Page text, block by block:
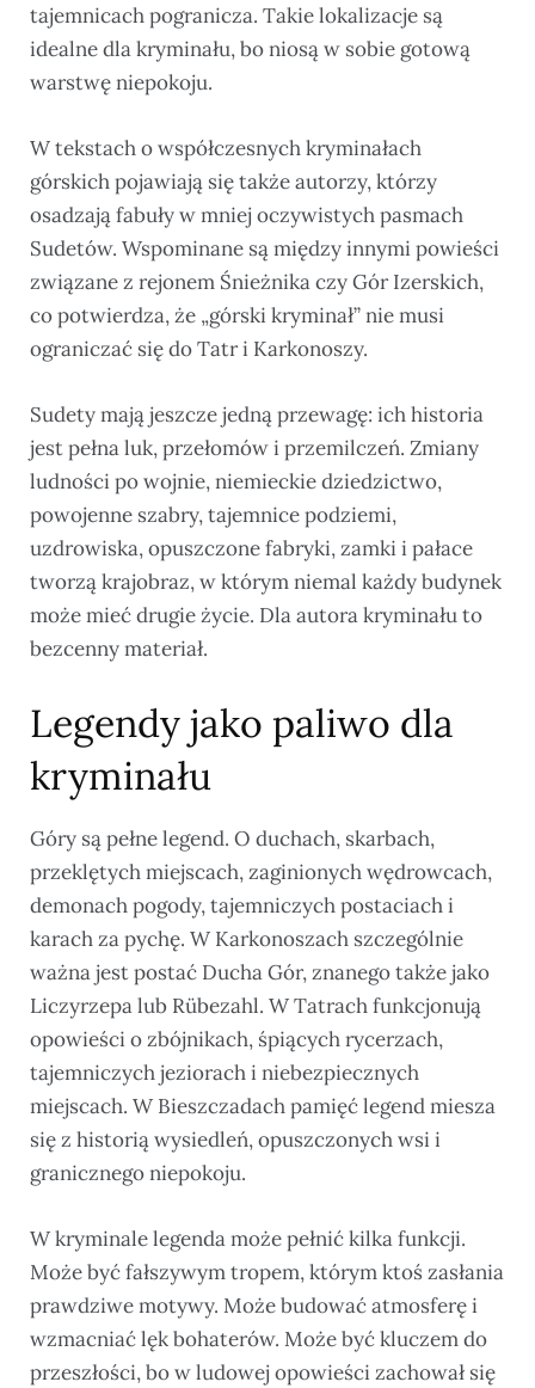
tajemnicach pogranicza. Takie lokalizacje są
idealne dla kryminału, bo niosą w sobie gotową
warstwę niepokoju.
W tekstach o współczesnych kryminałach
górskich pojawiają się także autorzy, którzy
osadzają fabuły w mniej oczywistych pasmach
Sudetów. Wspominane są między innymi powieści
związane z rejonem Śnieżnika czy Gór Izerskich,
co potwierdza, że „górski kryminał” nie musi
ograniczać się do Tatr i Karkonoszy.
Sudety mają jeszcze jedną przewagę: ich historia
jest pełna luk, przełomów i przemilczeń. Zmiany
ludności po wojnie, niemieckie dziedzictwo,
powojenne szabry, tajemnice podziemi,
uzdrowiska, opuszczone fabryki, zamki i pałace
tworzą krajobraz, w którym niemal każdy budynek
może mieć drugie życie. Dla autora kryminału to
bezcenny materiał.
Legendy jako paliwo dla
kryminału
Góry są pełne legend. O duchach, skarbach,
przeklętych miejscach, zaginionych wędrowcach,
demonach pogody, tajemniczych postaciach i
karach za pychę. W Karkonoszach szczególnie
ważna jest postać Ducha Gór, znanego także jako
Liczyrzepa lub Rübezahl. W Tatrach funkcjonują
opowieści o zbójnikach, śpiących rycerzach,
tajemniczych jeziorach i niebezpiecznych
miejscach. W Bieszczadach pamięć legend miesza
się z historią wysiedleń, opuszczonych wsi i
granicznego niepokoju.
W kryminale legenda może pełnić kilka funkcji.
Może być fałszywym tropem, którym ktoś zasłania
prawdziwe motywy. Może budować atmosferę i
wzmacniać lęk bohaterów. Może być kluczem do
przeszłości, bo w ludowej opowieści zachował się